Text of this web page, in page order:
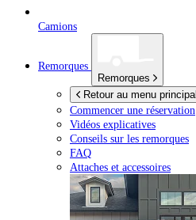
Camions
Remorques
Remorques
Retour au menu principal
Commencer une réservation
Vidéos explicatives
Conseils sur les remorques
FAQ
Attaches et accessoires